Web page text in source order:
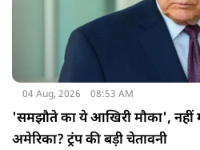
04 Aug, 2026 08:53 AM
'समझौते का ये आखिरी मौका', नहीं
अमेरिका? ट्रंप की बड़ी चेतावनी